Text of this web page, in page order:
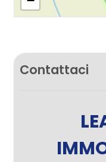
Contattaci